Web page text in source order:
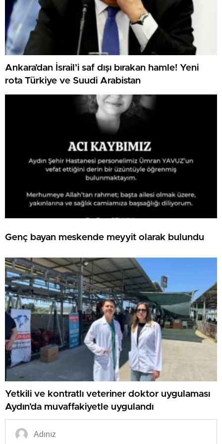
Ankara’dan İsrail’i saf dışı bırakan hamle! Yeni
rota Türkiye ve Suudi Arabistan
Genç bayan meskende meyyit olarak bulundu
Yetkili ve kontratlı veteriner doktor uygulaması
Aydın’da muvaffakiyetle uygulandı